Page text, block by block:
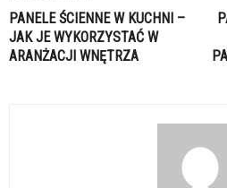
PANELE ŚCIENNE W KUCHNI –
JAK JE WYKORZYSTAĆ W
ARANŻACJI WNĘTRZA